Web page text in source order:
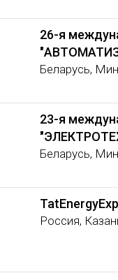
26-я
Беларусь,
23-я
Беларусь,
Россия,